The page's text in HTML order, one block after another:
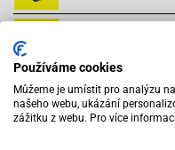
Na trhu od roku
Používáme cookies
Můžeme je umístit pro analýzu
našeho webu, ukázání
zážitku z webu. Pro více